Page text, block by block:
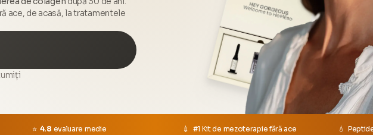
ace, de acasă, la tratamentele
⭐ 4.8 evaluare medie 💉 #1 Kit de mezoterapie fără ace 💧